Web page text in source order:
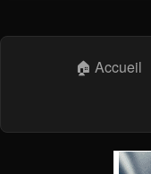
🏠 Accueil